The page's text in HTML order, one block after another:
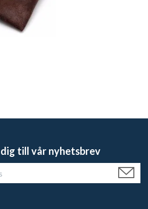
till vår nyhetsbrev